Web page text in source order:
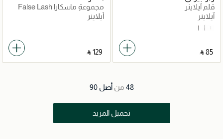
قلم آيلاينر
آيلاينر
Very Camel
Sweet Bunni
Black Aswad
‎ ⃁ ⁦85⁩ ‎
مجموعة ماسكارا False Lash
Effect وآيلاينر
آيلاينر
‎ ⃁ ⁦129⁩ ‎
48 من أصل 90
تحميل المزيد